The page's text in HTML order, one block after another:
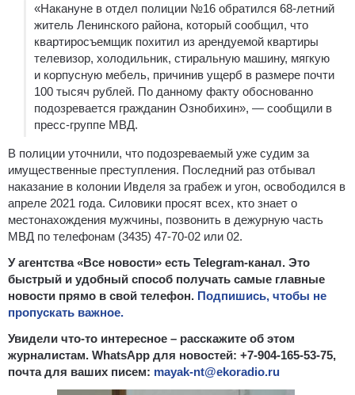
«Накануне в отдел полиции №16 обратился 68-летний
житель Ленинского района, который сообщил, что
квартиросъемщик похитил из арендуемой квартиры
телевизор, холодильник, стиральную машину, мягкую
и корпусную мебель, причинив ущерб в размере почти
100 тысяч рублей. По данному факту обоснованно
подозревается гражданин Ознобихин», — сообщили в
пресс-группе МВД.
В полиции уточнили, что подозреваемый уже судим за
имущественные преступления. Последний раз отбывал
наказание в колонии Ивделя за грабеж и угон, освободился в
апреле 2021 года. Силовики просят всех, кто знает о
местонахождения мужчины, позвонить в дежурную часть
МВД по телефонам (3435) 47-70-02 или 02.
У агентства «Все новости» есть Telegram-канал. Это
быстрый и удобный способ получать самые главные
новости прямо в свой телефон. Подпишись, чтобы не
пропускать важное.
Увидели что-то интересное – расскажите об этом
журналистам. WhatsApp для новостей: +7-904-165-53-75,
почта для ваших писем: mayak-nt@ekoradio.ru